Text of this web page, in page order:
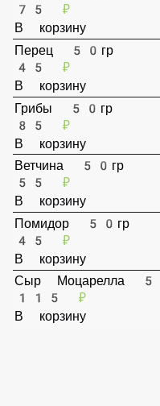
Бекон 30гр
75 ₽
В корзину
Перец 50гр
45 ₽
В корзину
Грибы 50гр
85 ₽
В корзину
Ветчина 50гр
55 ₽
В корзину
Помидор 50гр
45 ₽
В корзину